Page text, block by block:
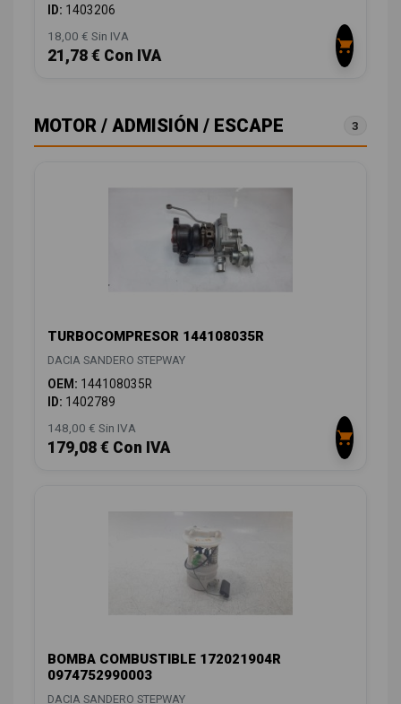
ID: 1403206
18,00 € Sin IVA
21,78 € Con IVA
MOTOR / ADMISIÓN / ESCAPE 3
TURBOCOMPRESOR 144108035R
DACIA SANDERO STEPWAY
OEM: 144108035R
ID: 1402789
148,00 € Sin IVA
179,08 € Con IVA
BOMBA COMBUSTIBLE 172021904R
0974752990003
DACIA SANDERO STEPWAY